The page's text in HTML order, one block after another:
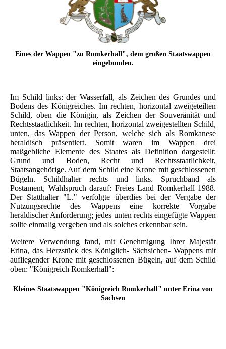
Eines der Wappen "zu Romkerhall", dem großen Staatswappen
eingebunden.
Im Schild links: der Wasserfall, als Zeichen des Grundes und
Bodens des Königreiches. Im rechten, horizontal zweigeteilten
Schild, oben die Königin, als Zeichen der Souveränität und
Rechtsstaatlichkeit. Im rechten, horizontal zweigestellten Schild,
unten, das Wappen der Person, welche sich als Romkanese
heraldisch präsentiert. Somit waren im Wappen drei
maßgebliche Elemente des Staates als Definition dargestellt:
Grund und Boden, Recht und Rechtsstaatlichkeit,
Staatsangehörige. Auf dem Schild eine Krone mit geschlossenen
Bügeln. Schildhalter rechts und links. Spruchband als
Postament, Wahlspruch darauf: Freies Land Romkerhall 1988.
Der Statthalter "L." verfolgte überdies bei der Vergabe der
Nutzungsrechte des Wappens eine korrekte Vorgabe
heraldischer Anforderung; jedes unten rechts eingefügte Wappen
sollte einmalig vergeben und als solches erkennbar sein.
Weitere Verwendung fand, mit Genehmigung Ihrer Majestät
Erina, das Herzstück des Königlich- Sächsichen- Wappens mit
aufliegender Krone mit geschlossenen Bügeln, auf dem Schild
oben: "Königreich Romkerhall":
Kleines Staatswappen "Königreich Romkerhall" unter Erina von
Sachsen